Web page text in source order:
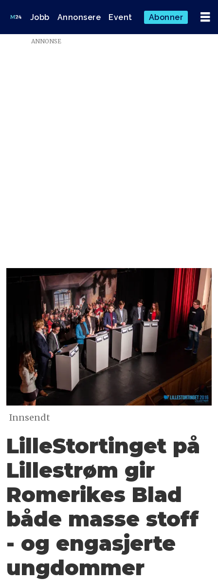
Jobb Annonsere Event Abonner
ANNONSE
Innsendt
LilleStortinget på
Lillestrøm gir
Romerikes Blad
både masse stoff
- og engasjerte
ungdommer